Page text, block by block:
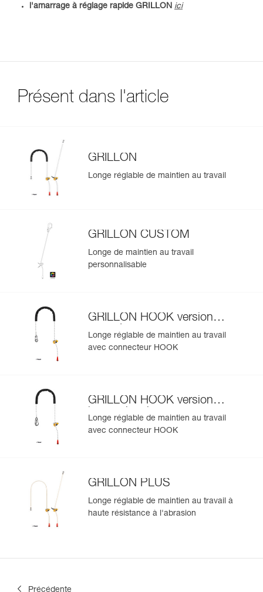
l'amarrage à réglage rapide GRILLON ici
Présent dans l'article
GRILLON
Longe réglable de maintien au travail
GRILLON CUSTOM
Longe de maintien au travail
personnalisable
GRILLON HOOK version
européenne
Longe réglable de maintien au travail
avec connecteur HOOK
GRILLON HOOK version
internationale
Longe réglable de maintien au travail
avec connecteur HOOK
GRILLON PLUS
Longe réglable de maintien au travail à
haute résistance à l'abrasion
Précédente